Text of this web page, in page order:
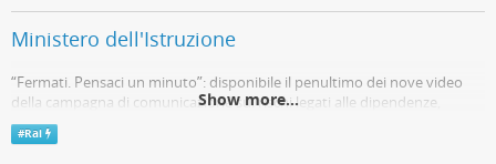
Ministero dell'Istruzione
“Fermati. Pensaci un minuto”: disponibile il penultimo dei nove video
della campagna di comunicazione sui rischi legati alle dipendenze,
realizzata da #Rai in collaborazione con il Dipartimento per le Politiche
Antidroga della Presidenza del Consigli…
Show more...
#Rai